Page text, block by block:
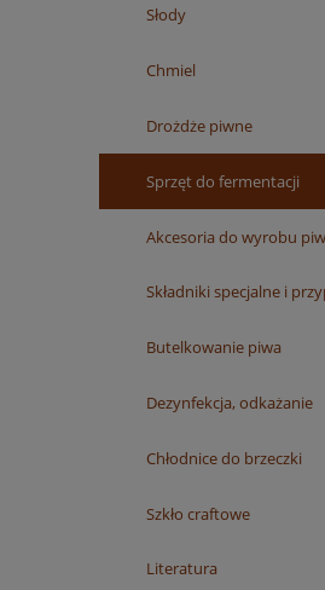
Słody
Chmiel
Drożdże piwne
Sprzęt do fermentacji
Akcesoria do wyrobu
Składniki specjalne i
Butelkowanie piwa
Dezynfekcja, odkażanie
Chłodnice do brzeczki
Szkło craftowe
Literatura